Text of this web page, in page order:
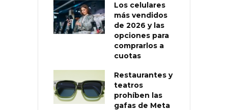
Los celulares
más vendidos
de 2026 y las
opciones para
comprarlos a
cuotas
Restaurantes y
teatros
prohíben las
gafas de Meta